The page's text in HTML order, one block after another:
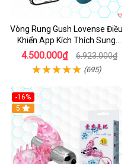
Vòng Rung Gush Lovense Điều
Khiển App Kích Thích Sung
Sướng
4.500.000₫ 6.923.000₫
(695)
-16%
Hot
5